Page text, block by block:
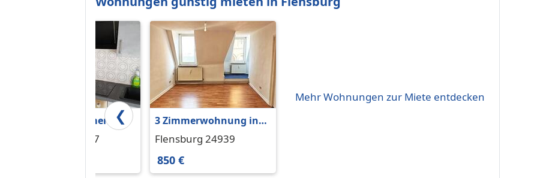
❮
2 freie WG-Zimmer in
all-inclusive 3er WG in
Flensburg 24937
3 Zimmerwohnung in
der Innenstadt - Blick
geeignet
Flensburg 24939
850 €
Mehr Wohnungen zur Miete entdecken